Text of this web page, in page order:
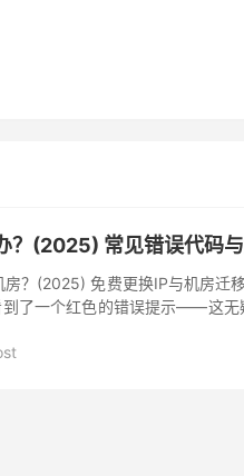
？(2025) 常见错误代码
房？(2025) 免费更换IP与机房迁
到了一个红色的错误提示——这无